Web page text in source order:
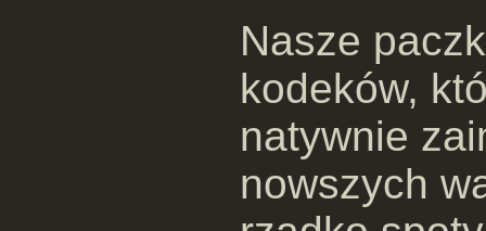
Nasze
kodeków,
natywnie
nowszych